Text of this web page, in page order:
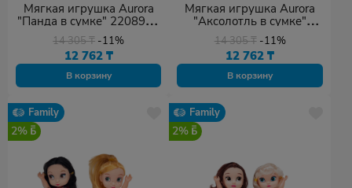
Мягкая игрушка Aurora
"Панда в сумке" 220897C
20 см
14 305₸ -11%
12 762 ₸
В корзину
Мягкая игрушка Aurora
"Аксолотль в сумке"
220897F 20 см
14 305₸ -11%
12 762₸
В корзину
Family
2%
Family
2%